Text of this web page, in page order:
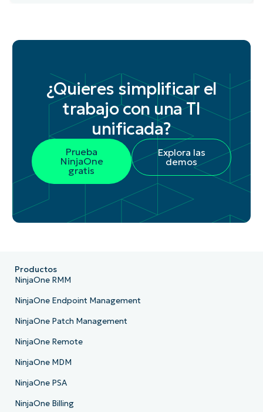
¿Quieres simplificar el
trabajo con una TI
unificada?
Prueba
NinjaOne
gratis
Explora las
demos
Productos
NinjaOne RMM
NinjaOne Endpoint Management
NinjaOne Patch Management
NinjaOne Remote
NinjaOne MDM
NinjaOne PSA
NinjaOne Billing